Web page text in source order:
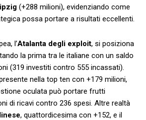
(+288 milioni), ‌evidenziando come
possa‌ portare a risultati eccellenti.
l’Atalanta ‌degli exploit, si posiziona
la ‍prima tra le italiane con un saldo
(319 investiti contro 555 incassati).
nella top ten con +179 milioni,
oculata ⁢può portare frutti
di ​ricavi contro⁤ 236 spesi. Altre realtà
, quattordicesima con +152, ‍e il